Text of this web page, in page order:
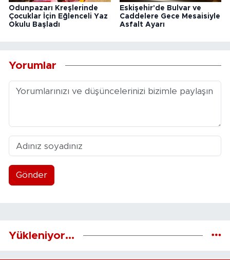
Odunpazarı Kreşlerinde
Çocuklar İçin Eğlenceli Yaz
Okulu Başladı
Eskişehir'de Bulvar ve
Caddelere Gece Mesaisiyle
Asfalt Ayarı
Yorumlar
Gönder
Yükleniyor...